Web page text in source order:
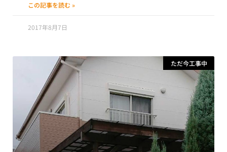
この記事を読む »
2017年8月7日
ただ今工事中